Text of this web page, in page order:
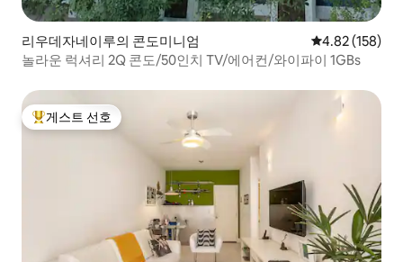
리우데자네이루의 콘도미니엄 평점 4.82점(5
4.82 (158)
놀라운 럭셔리 2Q 콘도/50인치 TV/에어컨/와이파이 1GBs
상위 게스트 선호
게스트 선호